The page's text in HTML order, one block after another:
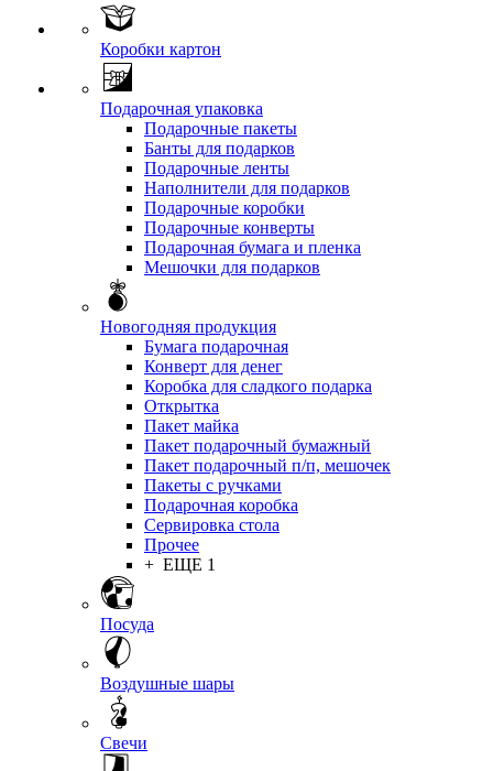
Коробки картон
Подарочная упаковка
Подарочные пакеты
Банты для подарков
Подарочные ленты
Наполнители для подарков
Подарочные коробки
Подарочные конверты
Подарочная бумага и пленка
Мешочки для подарков
Новогодняя продукция
Бумага подарочная
Конверт для денег
Коробка для сладкого подарка
Открытка
Пакет майка
Пакет подарочный бумажный
Пакет подарочный п/п, мешочек
Пакеты с ручками
Подарочная коробка
Сервировка стола
Прочее
+ ЕЩЕ 1
Посуда
Воздушные шары
Свечи